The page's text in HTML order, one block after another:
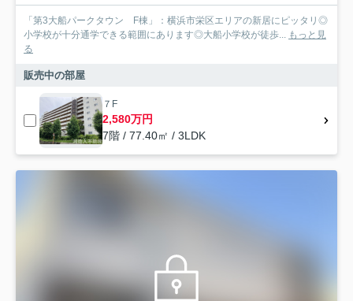
「第3大船パークタウン F棟」：横浜市栄区エリアの新居にピッタリ◎
小学校が十分通学できる範囲にあります◎大船小学校が徒歩... もっと見
る
販売中の部屋
７F
2,580万円
7階 / 77.40㎡ / 3LDK